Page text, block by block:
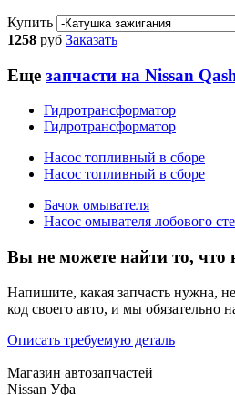
Купить
1258 руб Заказать
Еще запчасти на Nissan
Гидротрансформатор
Гидротрансформатор
Насос топливный в сборе
Насос топливный в сборе
Бачок омывателя
Насос омывателя лобового
Вы не можете найти то, что
Напишите, какая запчасть нужна,
код своего авто, и мы обязательно
Описать требуемую деталь
Магазин автозапчастей
Nissan Уфа